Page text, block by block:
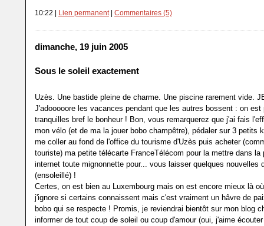
10:22 | Lien permanent| Commentaires (5)
dimanche, 19 juin 2005
Sous le soleil exactement
Uzès. Une bastide pleine de charme. Une piscine rarement vide.
J'adooooore les vacances pendant que les autres bossent : on est
tranquilles bref le bonheur ! Bon, vous remarquerez que j'ai fais
mon vélo (et de ma la jouer bobo champêtre), pédaler sur 3 petits
me coller au fond de l'office du tourisme d'Uzès puis acheter
touriste) ma petite télécarte FranceTélécom pour la mettre dans la
internet toute mignonnette pour... vous laisser quelques nouvelles
(ensoleillé) !
Certes, on est bien au Luxembourg mais on est encore mieux là
j'ignore si certains connaissent mais c'est vraiment un hâvre de
bobo qui se respecte ! Promis, je reviendrai bientôt sur mon blog
informer de tout coup de soleil ou coup d'amour (oui, j'aime